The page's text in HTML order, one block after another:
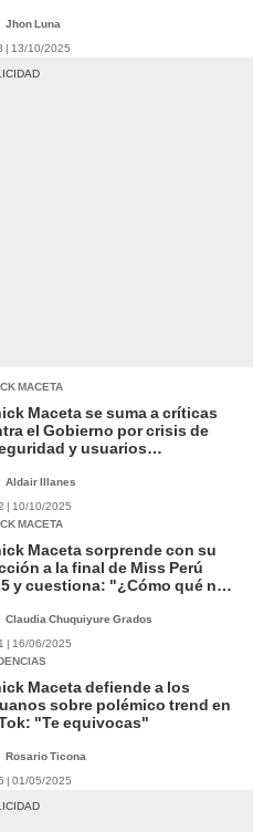
Jhon Luna
| 13/10/2025
MACETA
Maceta se suma a críticas
el Gobierno por crisis de
y usuarios
Aldair Illanes
| 10/10/2025
MACETA
Maceta sorprende con su
a la final de Miss Perú
y cuestiona: "¿Cómo qué no
Claudia Chuquiyure Grados
| 16/06/2025
Maceta defiende a los
sobre polémico trend en
"Te equivocas"
Rosario Ticona
| 01/05/2025